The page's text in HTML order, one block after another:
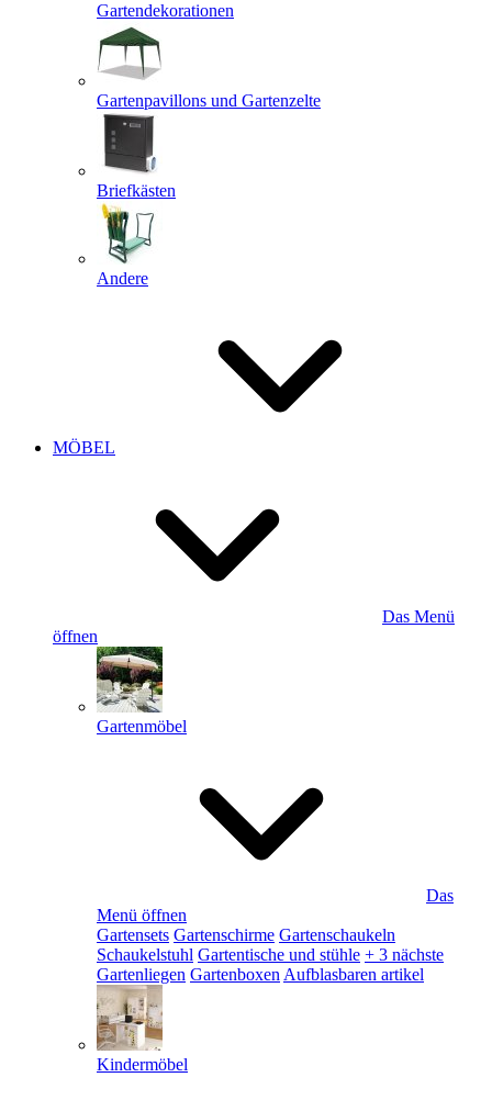
Gartendekorationen
Gartenpavillons und Gartenzelte
Briefkästen
Andere
MÖBEL
Das Menü
öffnen
Gartenmöbel
Das
Menü öffnen
Gartensets Gartenschirme Gartenschaukeln
Schaukelstuhl Gartentische und stühle + 3 nächste
Gartenliegen Gartenboxen Aufblasbaren artikel
Kindermöbel